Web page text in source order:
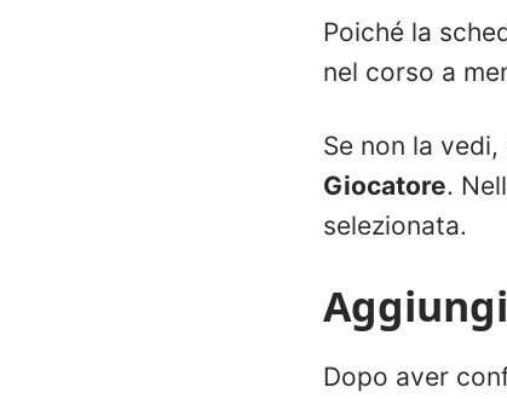
Poiché la
nel corso a
Se non la
Giocatore.
selezionata.
Dopo aver